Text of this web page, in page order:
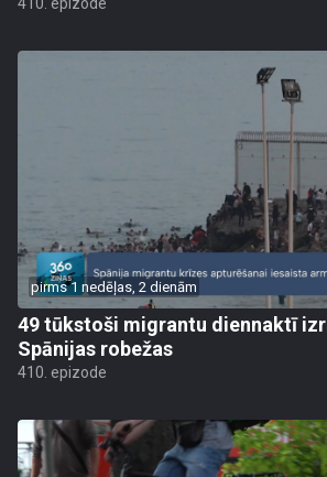
pirms 1 nedēļas, 2 dienām
49 tūkstoši migrantu diennaktī
Spānijas robežas
410. epizode